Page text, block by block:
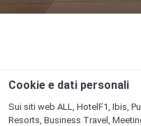
Cookie e dati personali
Sui siti web ALL, HotelF1, Ibis,
Resorts, Business Travel,